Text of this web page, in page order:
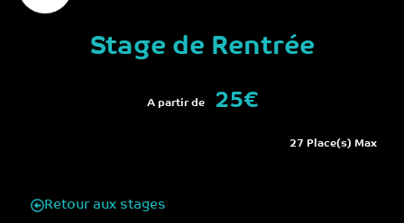
Stage de Rentrée
A partir de 25€
27 Place(s) Max
Retour aux stages